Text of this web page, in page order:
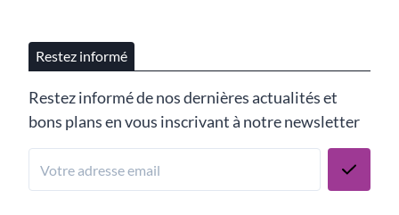
Restez informé
Restez informé de nos dernières actualités et
bons plans en vous inscrivant à notre newsletter